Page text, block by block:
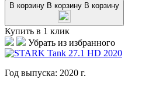
В корзину В корзину В корзину
Купить в 1 клик
Убрать из избранного
Год выпуска: 2020 г.